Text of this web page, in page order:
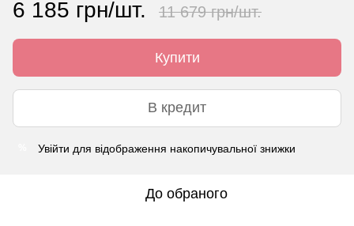
6 185 грн/шт. 11 679 грн/шт.
Купити
В кредит
Увійти для відображення накопичувальної знижки
До обраного